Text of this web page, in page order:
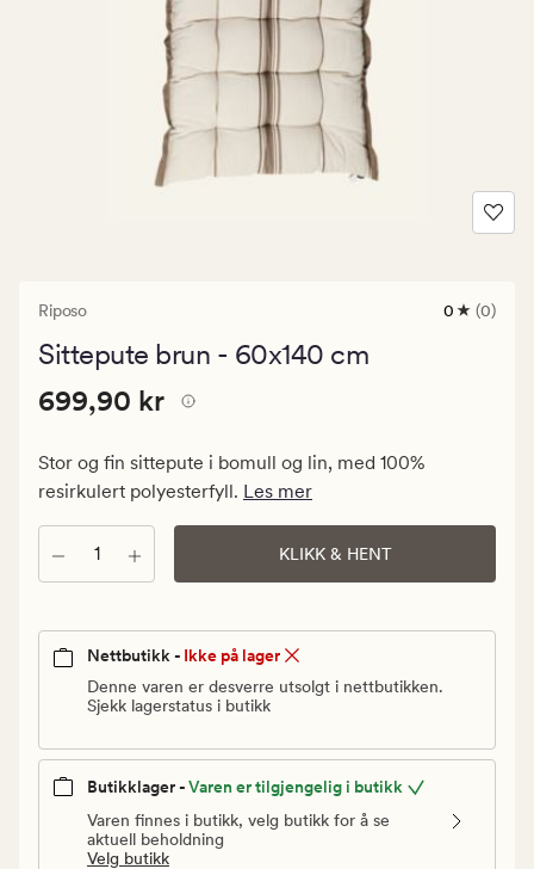
Riposo
0
0 (0)
Sittepute brun - 60x140 cm
Pris
699,90
Vanlig
699,90
kr
Pris 699,90 kr
699,90 kr
Stor og fin sittepute i bomull og lin, med 100%
resirkulert polyesterfyll. Les mer
Antall KLIKK & HENT
Nettbutikk - Ikke på lager
Denne varen er desverre utsolgt i nettbutikken.
Sjekk lagerstatus i butikk
Butikklager -Varen er tilgjengelig i butikk
Varen finnes i butikk, velg butikk for å se
aktuell beholdning
Velg butikk